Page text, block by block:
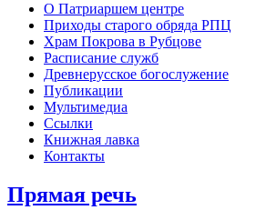
О Патриаршем центре
Приходы старого обряда РПЦ
Храм Покрова в Рубцове
Расписание служб
Древнерусское богослужение
Публикации
Мультимедиа
Ссылки
Книжная лавка
Контакты
Прямая речь